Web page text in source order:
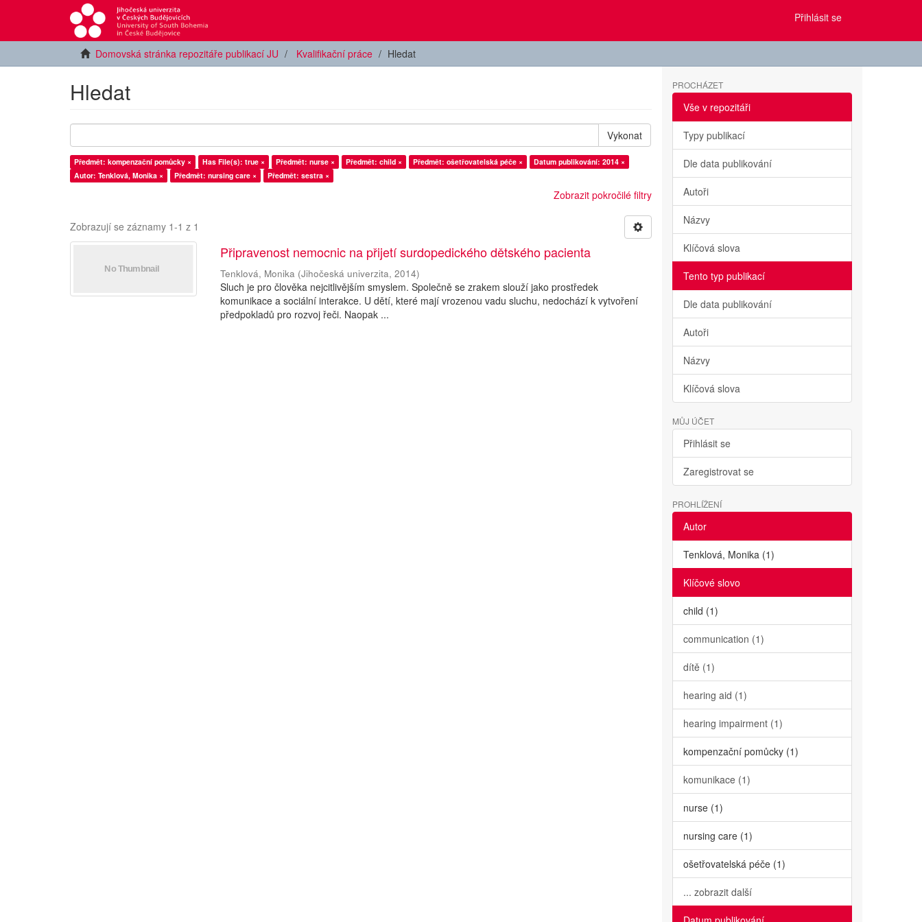
Přihlásit se
Domovská stránka repozitáře publikací JU Kvalifikační práce Hledat
Hledat
Vykonat
Předmět: kompenzační pomůcky × Has File(s): true × Předmět: nurse × Předmět: child × Předmět: ošetřovatelská péče ×
Datum publikování: 2014 ×
Autor: Tenklová, Monika ×
Předmět: nursing care × Předmět: sestra ×
Zobrazit pokročilé filtry
Zobrazují se záznamy 1-1 z 1
Připravenost nemocnic na přijetí surdopedického dětského pacienta
Tenklová, Monika (Jihočeská univerzita,2014)
Sluch je pro člověka nejcitlivějším smyslem. Společně se zrakem slouží jako prostředek
komunikace a sociální interakce. U dětí, které mají vrozenou vadu sluchu, nedochází k vytvoření
předpokladů pro rozvoj řeči. Naopak ...
PROCHÁZET
Vše v repozitáři
Typy publikací
Dle data publikování
Autoři
Názvy
Klíčová slova
Tento typ publikací
Dle data publikování
Autoři
Názvy
Klíčová slova
MŮJ ÚČET
Přihlásit se
Zaregistrovat se
PROHLÍŽENÍ
Autor
Tenklová, Monika (1)
Klíčové slovo
child (1)
communication (1)
dítě (1)
hearing aid (1)
hearing impairment (1)
kompenzační pomůcky (1)
komunikace (1)
nurse (1)
nursing care (1)
ošetřovatelská péče (1)
... zobrazit další